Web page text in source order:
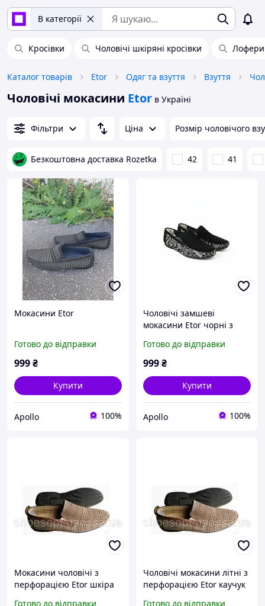
В категорії
Кросівки Чоловічі шкіряні кросівки Лофери
Каталог товарів Etor Одяг та взуття Взуття
Чоловічі мокасини Etor в Україні
Фільтри Ціна Розмір чоловічого
Безкоштовна доставка Rozetka 42 41
Мокасини Etor
Готово до відправки
999₴
Купити
Apollo 100%
Чоловічі замшеві
мокасини Etor чорні з
(Туреччина)
Готово до відправки
999₴
Купити
Apollo 100%
Мокасини чоловічі з
перфорацією Etor шкіра
Готово до відправки
Чоловічі мокасини літні з
перфорацією Etor каучук
Готово до відправки